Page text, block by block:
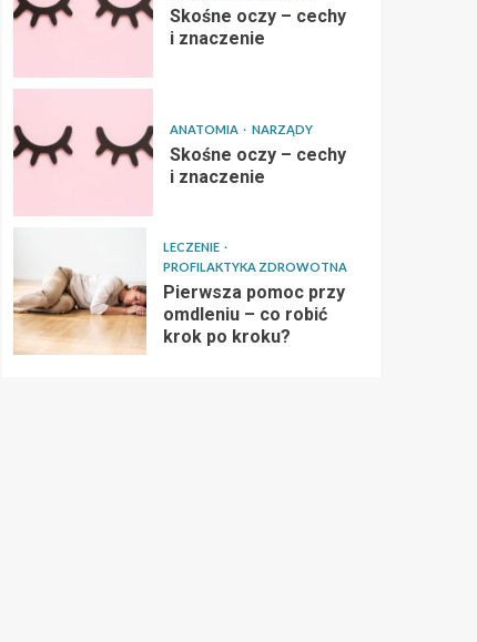
Skośne oczy – cechy
i znaczenie
ANATOMIA NARZĄDY
Skośne oczy – cechy
i znaczenie
LECZENIE
PROFILAKTYKA ZDROWOTNA
Pierwsza pomoc przy
omdleniu – co robić
krok po kroku?